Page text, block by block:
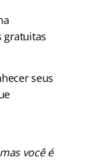
gratuitas
seus
você é